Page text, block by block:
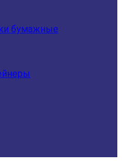
бумажные